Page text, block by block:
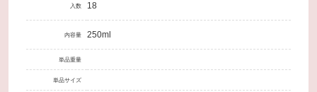
入数 18
内容量 250ml
単品重量
単品サイズ